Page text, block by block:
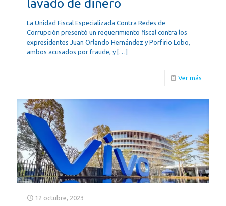
lavado de dinero
La Unidad Fiscal Especializada Contra Redes de
Corrupción presentó un requerimiento fiscal contra los
expresidentes Juan Orlando Hernández y Porfirio Lobo,
ambos acusados por fraude, y […]
Ver más
12 octubre, 2023